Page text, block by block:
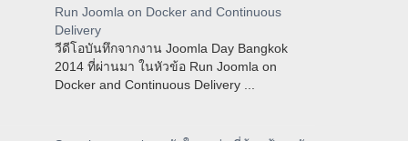
Run Joomla on Docker and Continuous
Delivery
วีดีโอบันทึกจากงาน Joomla Day Bangkok
2014 ที่ผ่านมา ในหัวข้อ Run Joomla on
Docker and Continuous Delivery ...